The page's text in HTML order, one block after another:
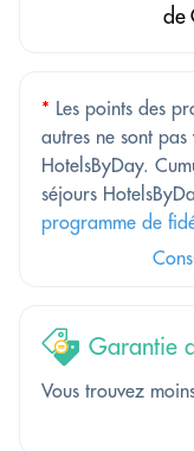
de
* Les points des
autres ne sont
HotelsByDay.
séjours
programme de
Garantie
Vous trouvez